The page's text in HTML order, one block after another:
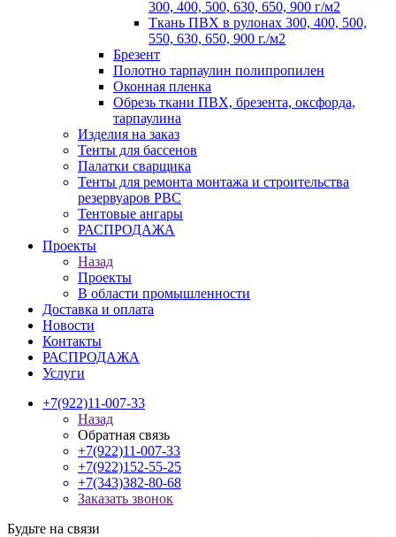
300, 400, 500, 630, 650, 900 г/м2
Ткань ПВХ в рулонах 300, 400, 500,
550, 630, 650, 900 г./м2
Брезент
Полотно тарпаулин полипропилен
Оконная пленка
Обрезь ткани ПВХ, брезента, оксфорда,
тарпаулина
Изделия на заказ
Тенты для бассенов
Палатки сварщика
Тенты для ремонта монтажа и строительства
резервуаров РВС
Тентовые ангары
РАСПРОДАЖА
Проекты
Назад
Проекты
В области промышленности
Доставка и оплата
Новости
Контакты
РАСПРОДАЖА
Услуги
+7(922)11-007-33
Назад
Обратная связь
+7(922)11-007-33
+7(922)152-55-25
+7(343)382-80-68
Заказать звонок
Будьте на связи